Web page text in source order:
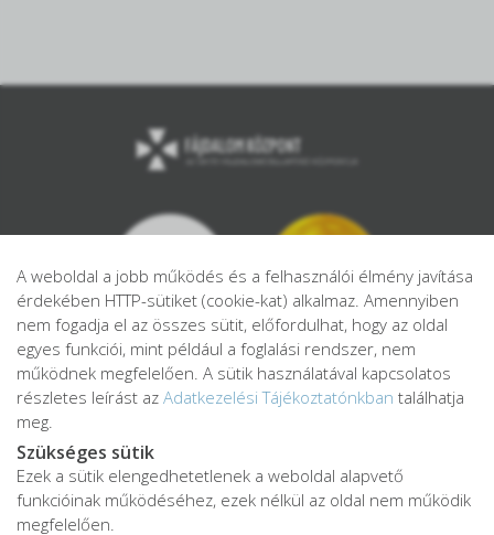
Adatkezelési tájékoztató
Adatvédelmi tájékoztató
A weboldal a jobb működés és a felhasználói élmény javítása
érdekében HTTP-sütiket (cookie-kat) alkalmaz. Amennyiben
nem fogadja el az összes sütit, előfordulhat, hogy az oldal
egyes funkciói, mint például a foglalási rendszer, nem
működnek megfelelően. A sütik használatával kapcsolatos
részletes leírást az Adatkezelési Tájékoztatónkban találhatja
meg.
Szükséges sütik
Ezek a sütik elengedhetetlenek a weboldal alapvető
funkcióinak működéséhez, ezek nélkül az oldal nem működik
megfelelően.